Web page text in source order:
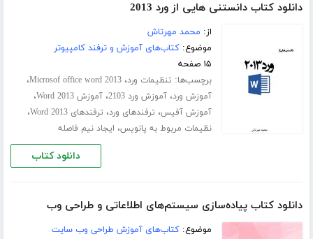
دانلود کتاب دانستنی هایی از ورد 2013
از: محمد مهرتاش
موضوع:کتاب‌های آموزش و ترفند کامپیوتر
۱۵ صفحه
برچسب‌ها: تنظیمات ورد،Microsof office word 2013،
آموزش ورد،آموزش ورد 2103 ،آموزش Word 2013 ،
آموزش آفیس، ترفندهای ورد، ترفندهای Word 2013 ،
نظیمات مربوط به پانویس، ایجاد نیم فاصله
دانلود کتاب
دانلود کتاب پیاده‌سازی سیستم‌های اطلاعاتی و طراحی وب
موضوع:کتاب‌های آموزش طراحی وب سایت